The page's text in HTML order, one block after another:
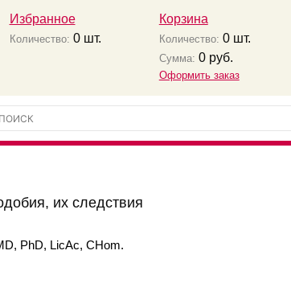
Избранное
Количество: 0шт.
Корзина
Количество: 0шт.
Сумма: 0руб.
Оформить заказ
их следствия
PhD, LicAc, CHom.